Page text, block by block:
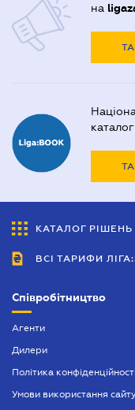
на
КАТАЛОГ РІШЕНЬ
ВСІ ТАРИФИ
Співробітництво
Агенти
Дилери
Політика конфіденційності
Умови використання